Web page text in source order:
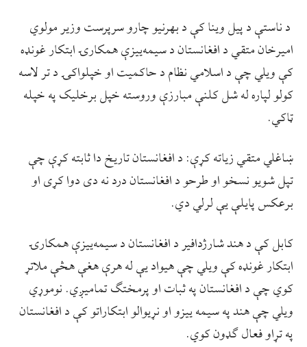
د ناستې د پیل وینا کې د بهرنیو چارو سرپرست وزیر مولوي
امیرخان متقي د افغانستان د سیمه‌ییزې همکارۍ ابتکار غونډه
کې ویلي چې د اسلامي نظام د حاکمیت او خپلواکۍ د تر لاسه
کولو لپاره له شل کلنې مبارزې وروسته خپل برخلیک په خپله
ټاکي.
ښاغلي متقي زیاته کړې: د افغانستان تاریخ دا ثابته کړې چې
تپل شویو نسخو او طرحو د افغانستان درد نه دی دوا کړی او
برعکس پایلې یې لرلي دي.
کابل کې د هند شارژدافير د افغانستان د سیمه‌ییزې همکارۍ
ابتکار غونډه کې ویلي چې هیواد یې له هرې هغې هڅې ملاتړ
کوي چې د افغانستان په ثبات او پرمختګ تمامیږي. نوموړي
ویلي چې هند په سیمه ییزو او نړیوالو ابتکاراتو کې د افغانستان
په تړاو فعال ګډون کوي.